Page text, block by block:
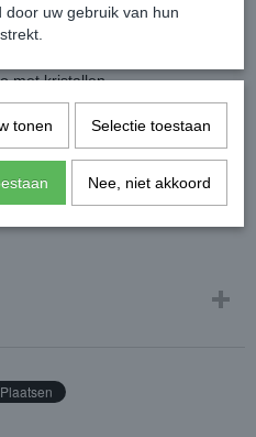
kraag met een korte
met kristallen.
elastan.
uw gebruik van hun
tonen Selectie toestaan
Nee, niet akkoord